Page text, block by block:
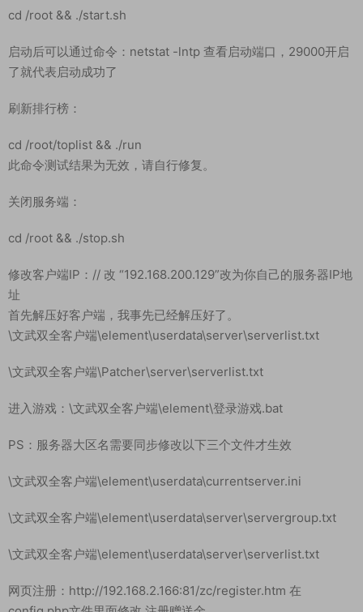
192.168.2.166:81
网站目录指向：\www\wwwroot\wulin
启动后可以通过命令：netstat -lntp 查看启动端口，29000开启
此命令测试结果为无效，请自行修复。
关闭服务端：
址
\文武双全客户端\element\userdata\server\serverlist.txt
\文武双全客户端\Patcher\server\serverlist.txt
进入游戏：\文武双全客户端\element\登录游戏.bat
PS：服务器大区名需要同步修改以下三个文件才生效
\文武双全客户端\element\userdata\currentserver.ini